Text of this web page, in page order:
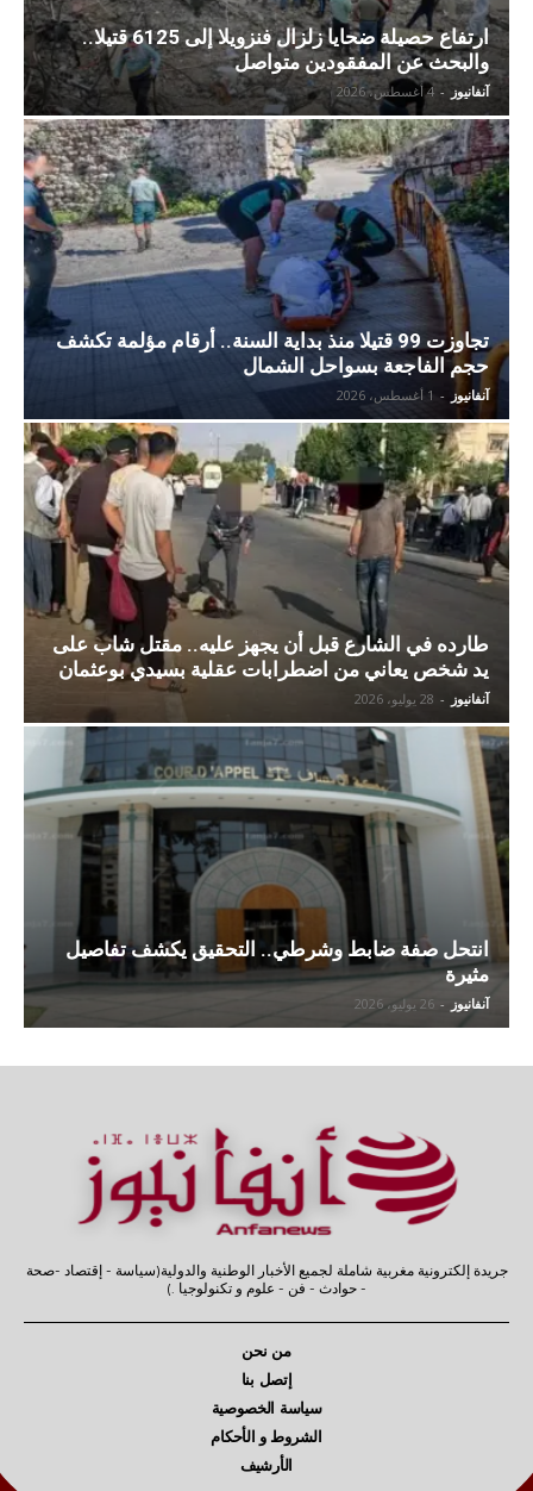
ارتفاع حصيلة ضحايا زلزال فنزويلا إلى 6125 قتيلا..
والبحث عن المفقودين متواصل
آنفانيوز - 4 أغسطس، 2026
تجاوزت 99 قتيلا منذ بداية السنة.. أرقام مؤلمة تكشف
حجم الفاجعة بسواحل الشمال
آنفانيوز - 1 أغسطس، 2026
طارده في الشارع قبل أن يجهز عليه.. مقتل شاب على
يد شخص يعاني من اضطرابات عقلية بسيدي بوعثمان
آنفانيوز - 28 يوليو، 2026
انتحل صفة ضابط وشرطي.. التحقيق يكشف تفاصيل
مثيرة
آنفانيوز - 26 يوليو، 2026
جريدة إلكترونية مغربية شاملة لجميع الأخبار الوطنية والدولية(سياسة - إقتصاد -صحة
- حوادث - فن - علوم و تكنولوجيا .)
من نحن
إتصل بنا
سياسة الخصوصية
الشروط و الأحكام
الأرشيف